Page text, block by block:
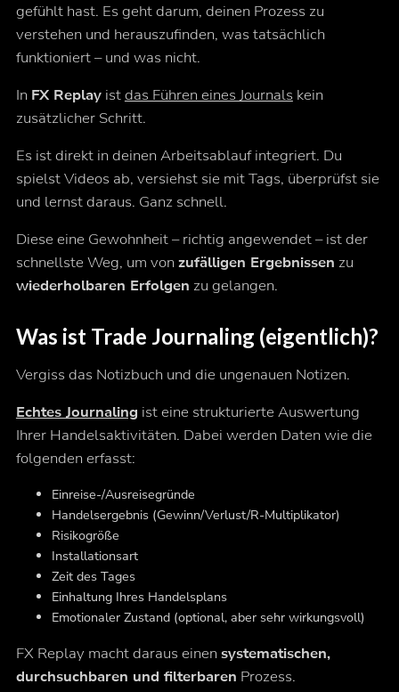
gefühlt hast. Es geht darum, deinen Prozess zu
verstehen und herauszufinden, was tatsächlich
funktioniert – und was nicht.
In FX Replayistdas Führen eines Journals kein
zusätzlicher Schritt.
Es ist direkt in deinen Arbeitsablauf integriert. Du
spielst Videos ab, versiehst sie mit Tags, überprüfst sie
und lernst daraus. Ganz schnell.
Diese eine Gewohnheit – richtig angewendet – ist der
schnellste Weg, um von zufälligen Ergebnissen zu
wiederholbaren Erfolgen zu gelangen.
Was ist Trade Journaling (eigentlich)?
Vergiss das Notizbuch und die ungenauen Notizen.
Echtes Journaling ist eine strukturierte Auswertung
Ihrer Handelsaktivitäten. Dabei werden Daten wie die
folgenden erfasst:
Einreise-/Ausreisegründe
Handelsergebnis (Gewinn/Verlust/R-Multiplikator)
Risikogröße
Installationsart
Zeit des Tages
Einhaltung Ihres Handelsplans
Emotionaler Zustand (optional, aber sehr wirkungsvoll)
FX Replay macht daraus einen systematischen,
durchsuchbaren und filterbaren Prozess.